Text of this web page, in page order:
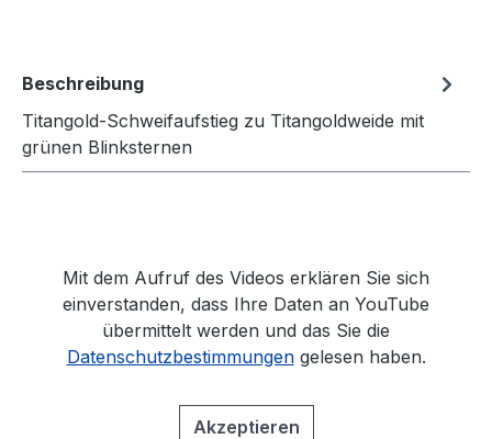
Beschreibung
Titangold-Schweifaufstieg zu Titangoldweide mit
grünen Blinksternen
Mit dem Aufruf des Videos erklären Sie sich
einverstanden, dass Ihre Daten an YouTube
übermittelt werden und das Sie die
Datenschutzbestimmungengelesen haben.
Akzeptieren